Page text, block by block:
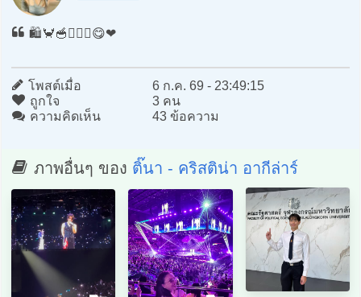
🛍️🦀🥣🚶🏻‍♀️😋❤️
โพสต์เมื่อ
6 ก.ค. 69 - 23:49:15
ถูกใจ
3 คน
ความคิดเห็น
43 ข้อความ
ภาพอื่นๆ ของ ติ๊นา - คริสติน่า อากีล่าร์